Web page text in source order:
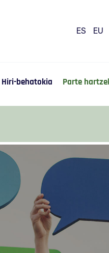
ES EU
Hiri-behatokia Parte